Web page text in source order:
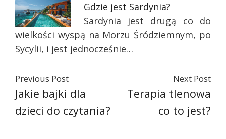
Gdzie jest Sardynia?
Sardynia jest drugą co do
wielkości wyspą na Morzu Śródziemnym, po
Sycylii, i jest jednocześnie…
Previous Post
Jakie bajki dla
dzieci do czytania?
Next Post
Terapia tlenowa
co to jest?